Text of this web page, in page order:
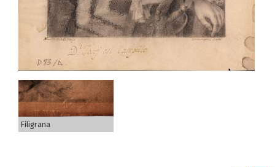
Filigrana